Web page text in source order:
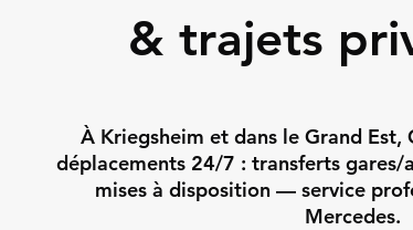
& trajets
À Kriegsheim et dans le Grand Est,
déplacements 24/7 : transferts
mises à disposition — service
Mercedes.